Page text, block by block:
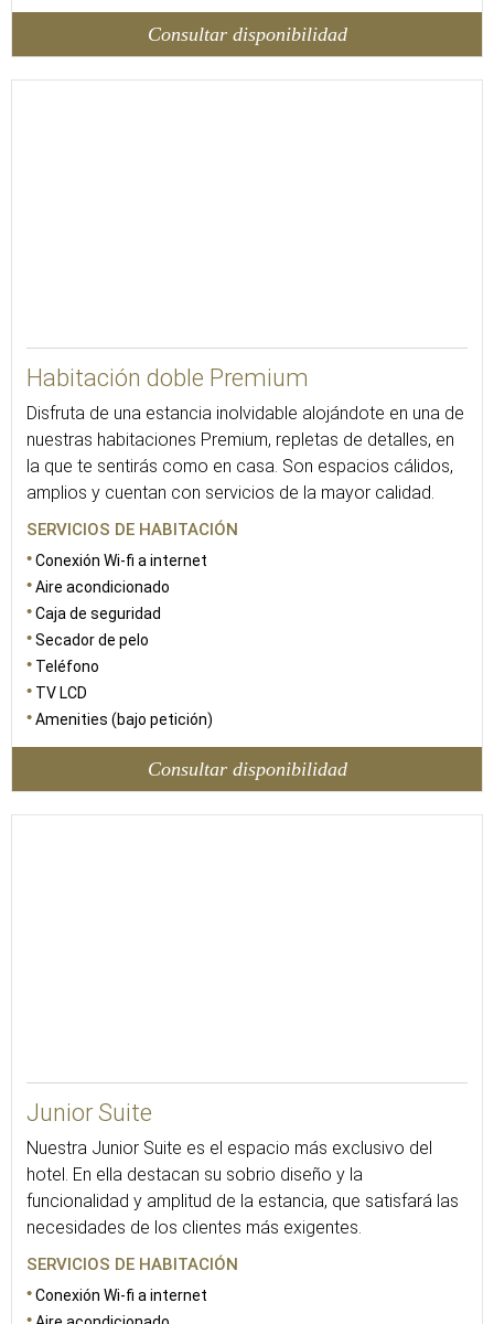
Consultar disponibilidad
Habitación doble Premium
Disfruta de una estancia inolvidable alojándote en una de
nuestras habitaciones Premium, repletas de detalles, en
la que te sentirás como en casa. Son espacios cálidos,
amplios y cuentan con servicios de la mayor calidad.
SERVICIOS DE HABITACIÓN
Conexión Wi-fi a internet
Aire acondicionado
Caja de seguridad
Secador de pelo
Teléfono
TV LCD
Amenities (bajo petición)
Consultar disponibilidad
Junior Suite
Nuestra Junior Suite es el espacio más exclusivo del
hotel. En ella destacan su sobrio diseño y la
funcionalidad y amplitud de la estancia, que satisfará las
necesidades de los clientes más exigentes.
SERVICIOS DE HABITACIÓN
Conexión Wi-fi a internet